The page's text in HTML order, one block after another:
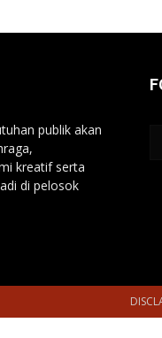
publik akan
kreatif serta
di pelosok